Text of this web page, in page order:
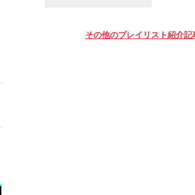
その他のプレイリスト紹介記